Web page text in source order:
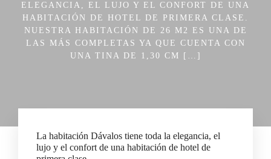
ELEGANCIA, EL LUJO Y EL CONFORT DE UNA
HABITACIÓN DE HOTEL DE PRIMERA CLASE.
NUESTRA HABITACIÓN DE 26 M2 ES UNA DE
LAS MÁS COMPLETAS YA QUE CUENTA CON
UNA TINA DE 1,30 CM […]
La habitación Dávalos tiene toda la elegancia, el
lujo y el confort de una habitación de hotel de